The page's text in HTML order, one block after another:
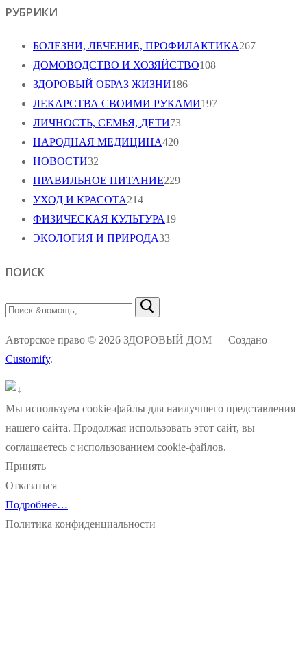
РУБРИКИ
БОЛЕЗНИ, ЛЕЧЕНИЕ, ПРОФИЛАКТИКА267
ДОМОВОДСТВО И ХОЗЯЙСТВО108
ЗДОРОВЫЙ ОБРАЗ ЖИЗНИ186
ЛЕКАРСТВА СВОИМИ РУКАМИ197
ЛИЧНОСТЬ, СЕМЬЯ, ДЕТИ73
НАРОДНАЯ МЕДИЦИНА420
НОВОСТИ32
ПРАВИЛЬНОЕ ПИТАНИЕ229
УХОД И КРАСОТА214
ФИЗИЧЕСКАЯ КУЛЬТУРА19
ЭКОЛОГИЯ И ПРИРОДА33
ПОИСК
Найти:
Авторское право © 2026 ЗДОРОВЫЙ ДОМ — Создано
Customify.
Мы используем cookie-файлы для наилучшего представления
нашего сайта. Продолжая использовать этот сайт, вы
соглашаетесь с использованием cookie-файлов.
Принять
Отказаться
Подробнее…
Политика конфиденциальности